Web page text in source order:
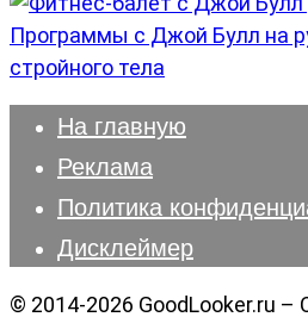
Программы с Джой Булл на
стройного тела
На главную
Реклама
Политика
Дисклеймер
© 2014-2026 GoodLooker.ru –